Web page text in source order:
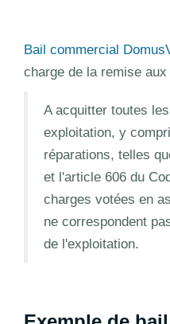
Bail commercial
charge de la remise aux
A acquitter toutes
exploitation, y
réparations, telles
et l'article 606 du
charges votées en
ne correspondent
de l'exploitation.